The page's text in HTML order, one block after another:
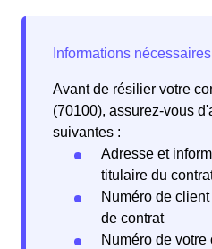
Avant de résilier votre
(70100), assurez-vous
suivantes :
Adresse et
titulaire du
Numéro de
de contrat
Numéro de votre